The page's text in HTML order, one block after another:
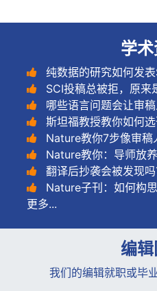
学
纯数据的研究如何发表
SCI投稿总被拒，原来
哪些语言问题会让审稿人
斯坦福教授教你如何
Nature教你7步像审稿
Nature教你：导师放
翻译后抄袭会被发现吗
Nature子刊：如何构
更多...
编
我们的编辑就职或毕